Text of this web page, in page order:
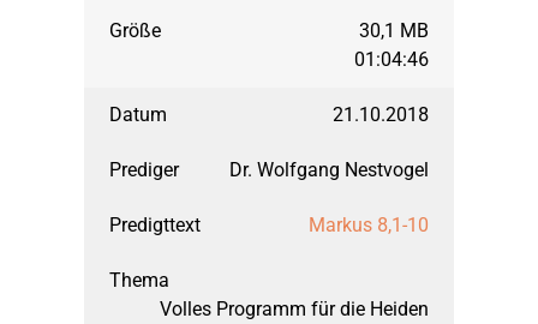
30,1 MB
01:04:46
21.10.2018
Dr. Wolfgang Nestvogel
Markus 8,1-10
Volles Programm für die Heiden